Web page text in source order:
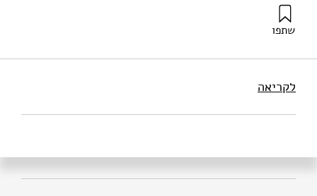
שתפו
לקריאה